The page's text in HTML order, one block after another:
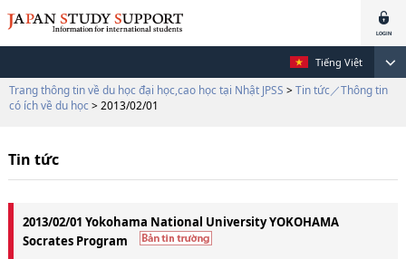
Tiếng Việt
Trang thông tin về du học đại học,cao học tại Nhật JPSS > Tin tức／Thông tin
có ích về du học > 2013/02/01
Tin tức
2013/02/01 Yokohama National University YOKOHAMA
Socrates Program